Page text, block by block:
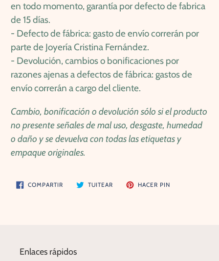
en todo momento,garantía por defecto de fabrica
de 15 días.
- Defecto de fábrica: gasto de envío correrán por
parte de Joyería Cristina Fernández.
- Devolución, cambios o bonificaciones por
razones ajenas a defectos de fábrica: gastos de
envío correrán a cargo del cliente.
Cambio, bonificación o devolución sólo si el producto
no presente señales de mal uso, desgaste, humedad
o daño y se devuelva con todas las etiquetas y
empaque originales.
COMPARTIRCOMPARTIR
EN
TUITEAR TUITEAR HACER PINPINEAR
EN
Enlaces rápidos